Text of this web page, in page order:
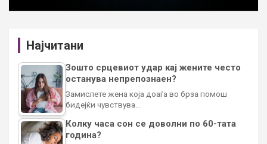
Најчитани
Зошто срцевиот удар кај жените често
останува непрепознаен?
Замислете жена која доаѓа во брза помош
бидејќи чувствува…
Колку часа сон се доволни по 60-тата
година?